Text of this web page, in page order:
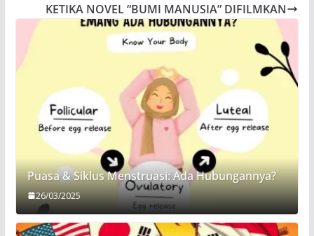
KETIKA NOVEL “BUMI MANUSIA” DIFILMKAN
Puasa & Siklus Menstruasi: Ada Hubungannya?
26/03/2025